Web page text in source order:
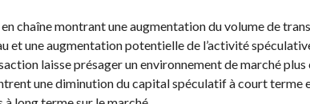
en chaîne montrant une augmentation du volume de
et une augmentation potentielle de l’activité
laisse présager un environnement de marché
une diminution du capital spéculatif à court terme